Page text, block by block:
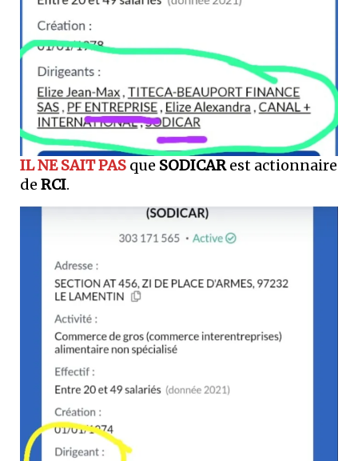
IL NE SAIT PAS que SODICARest actionnaire
de RCI.